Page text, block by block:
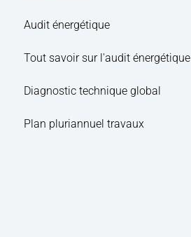
Audit énergétique
Tout savoir sur l'audit énergétique
Diagnostic technique global
Plan pluriannuel travaux